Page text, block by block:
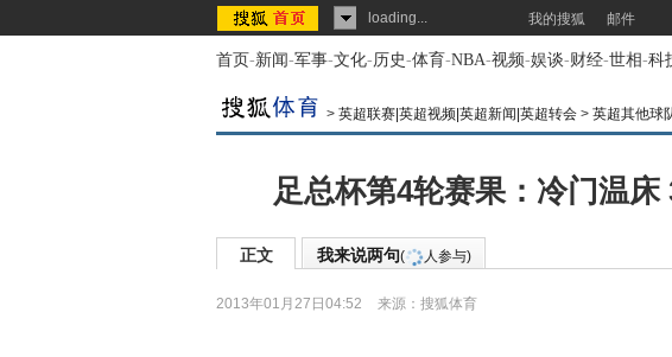
loading... 我的搜狐 邮件
首页-新闻-军事-文化-历史-体育-NBA-视频-娱谈-财经-世相-科
> 英超联赛|英超视频|英超新闻|英超转会 > 英超其他球
足总杯第4轮赛果：冷门温
正文 我来说两句( 人参与)
2013年01月27日04:52 来源： 搜狐体育